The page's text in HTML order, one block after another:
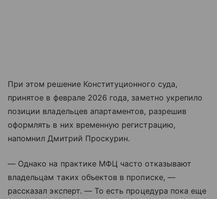
При этом решение Конституционного суда,
принятое в феврале 2026 года, заметно укрепило
позиции владельцев апартаментов, разрешив
оформлять в них временную регистрацию,
напомнил Дмитрий Проскурин.
— Однако на практике МФЦ часто отказывают
владельцам таких объектов в прописке, —
рассказал эксперт. — То есть процедура пока еще